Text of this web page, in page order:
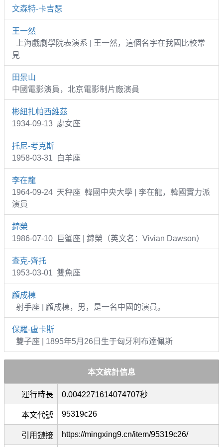
文森特-卡吉瑟
王一然
上海戲劇學院表演系 | 王一然，這個名字在我國比較常
見
田景山
中國電影演員，北京電影制片廠演員
彬紐扎帕西維茲
1934-09-13 處女座
托尼-考克斯
1958-03-31 白羊座
李在龍
1964-09-24 天秤座 韓國中央大學 | 李在龍，韓國實力派
演員
錦榮
1986-07-10 巨蟹座 | 錦榮（英文名：Vivian Dawson）
查克-齊托
1953-03-01 雙魚座
顧成棟
射手座 | 顧成棟，男，是一名中國的演員。
保羅-盧卡斯
雙子座 | 1895年5月26日生于匈牙利布達佩斯
本文統計信息
運行時長 0.0042271614074707秒
本文代號 95319c26
引用鏈接 https://mingxing9.cn/item/95319c26/